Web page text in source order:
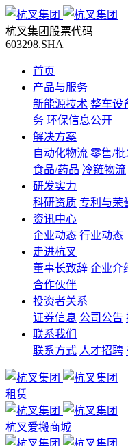
杭叉集团股票代码
603298.SHA
首页
产品与服务
新能源技术 整车设
务 环保信息公开
解决方案
自动化物流 零售/批
食品/药品 冷链物流
研发实力
科研资质 专利与荣
资讯中心
企业动态 行业动态
走进杭叉
董事长致辞 企业介
合作伙伴
投资者关系
证券信息 公司公告
联系我们
联系方式 人才招聘
租赁
杭叉爱搬商城